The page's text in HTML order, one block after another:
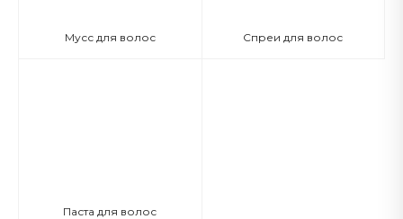
Мусс для волос Спреи для волос
Паста для волос